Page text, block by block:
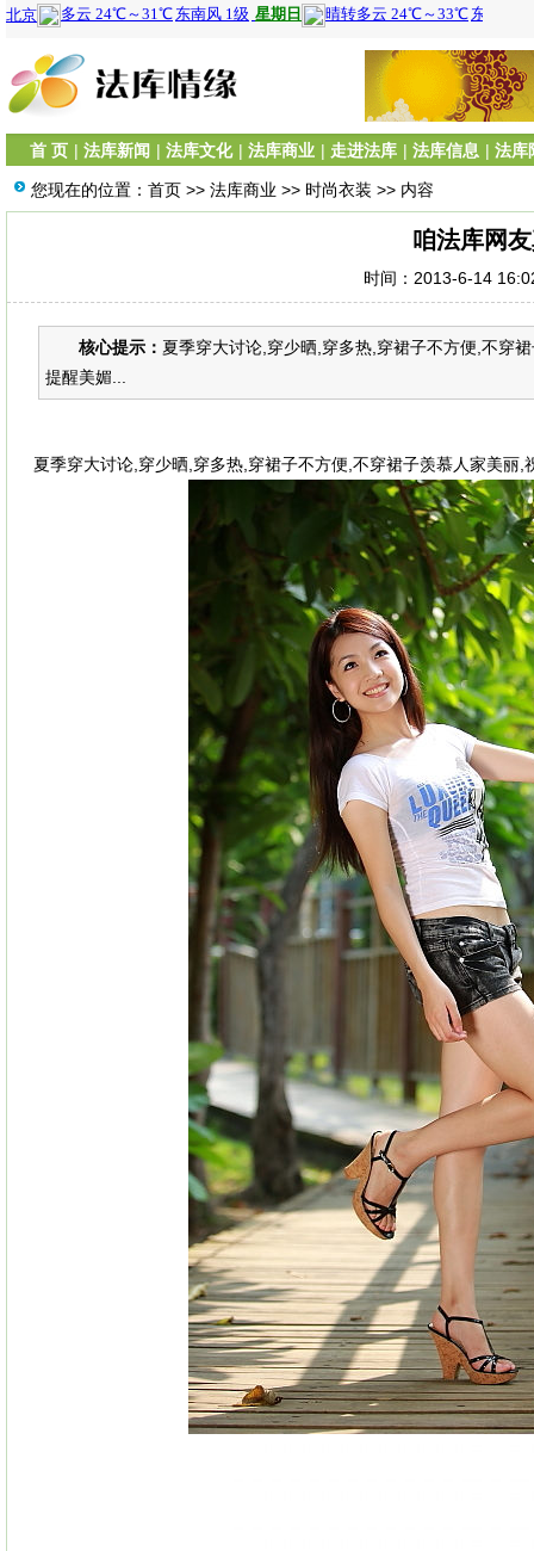
首 页 | 法库新闻 | 法库文化 | 法库商业 | 走进法库 | 法库信息 | 法库
您现在的位置： 首页 >> 法库商业 >> 时尚衣装 >> 内容
咱法库网
时间：2013-6-14
核心提示： 夏季穿大讨论,穿少晒,穿多热,穿裙子不方便,不穿
提醒美媚...
夏季穿大讨论,穿少晒,穿多热,穿裙子不方便,不穿裙子羡慕人家美丽,